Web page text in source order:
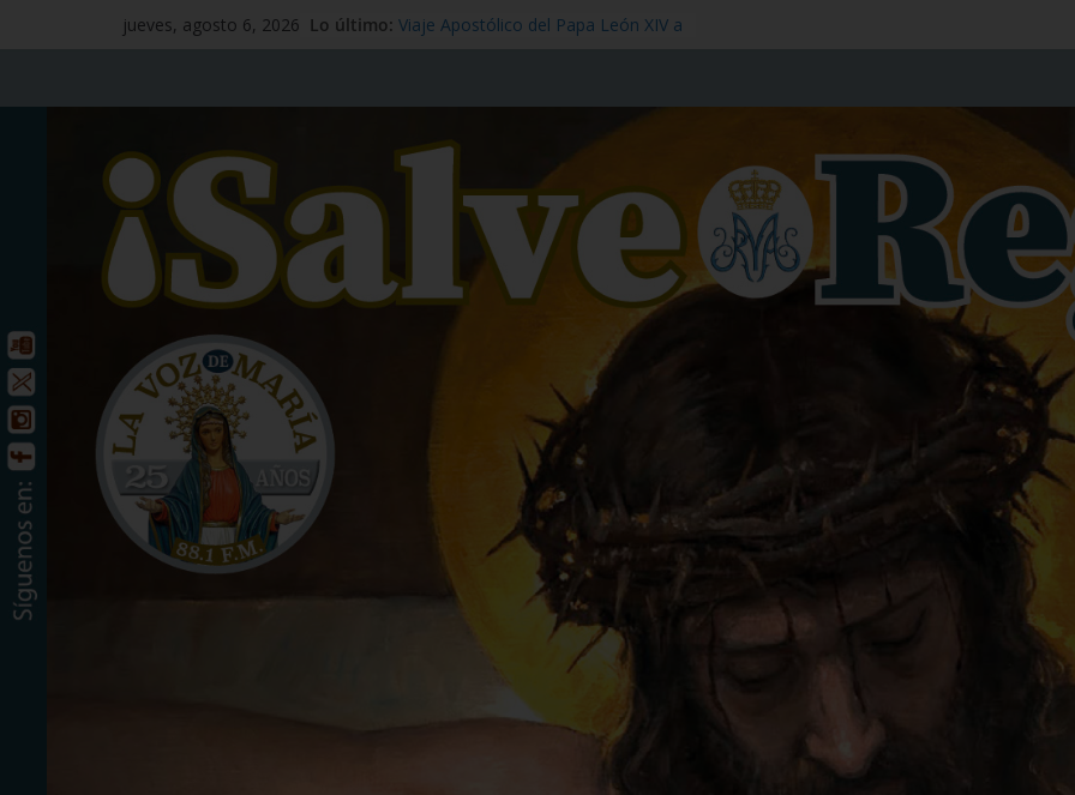
jueves, agosto 6, 2026 Lo último: Mensaje #97
Santo Tomás Apóstol – Memoria, 3
de julio
San Benito abad – Memoria,11 de